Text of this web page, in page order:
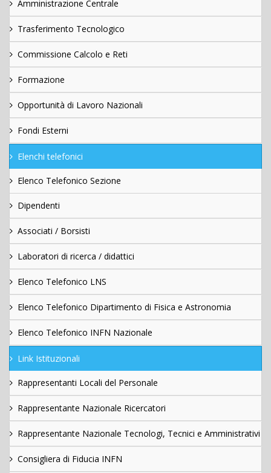
Amministrazione Centrale
Trasferimento Tecnologico
Commissione Calcolo e Reti
Formazione
Opportunità di Lavoro Nazionali
Fondi Esterni
Elenchi telefonici
Elenco Telefonico Sezione
Dipendenti
Associati / Borsisti
Laboratori di ricerca / didattici
Elenco Telefonico LNS
Elenco Telefonico Dipartimento di Fisica e Astronomia
Elenco Telefonico INFN Nazionale
Link Istituzionali
Rappresentanti Locali del Personale
Rappresentante Nazionale Ricercatori
Rappresentante Nazionale Tecnologi, Tecnici e Amministrativi
Consigliera di Fiducia INFN